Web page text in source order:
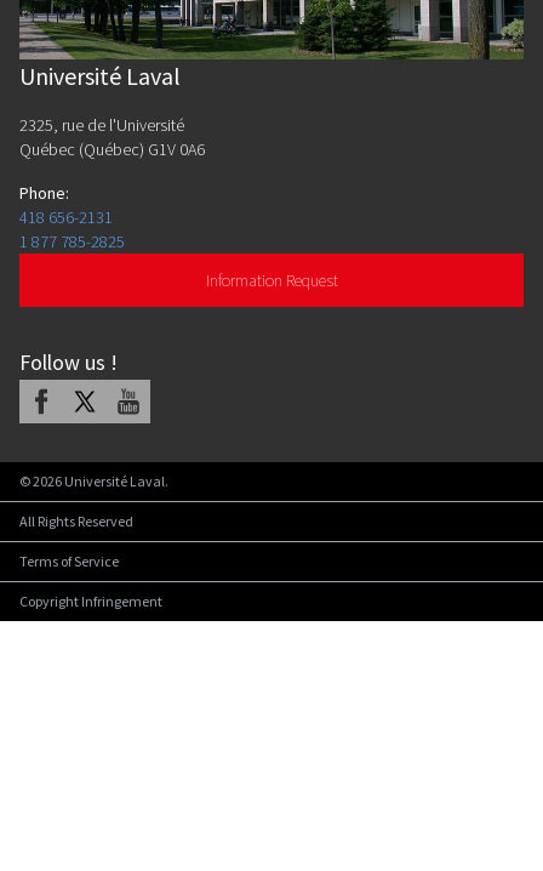
Université Laval
2325, rue de l'Université
Québec (Québec) G1V 0A6
Phone:
418 656-2131
1 877 785-2825
Information Request
Follow us !
Facebook Youtube
©2026 Université Laval.
All Rights Reserved
Terms of Service
Copyright Infringement